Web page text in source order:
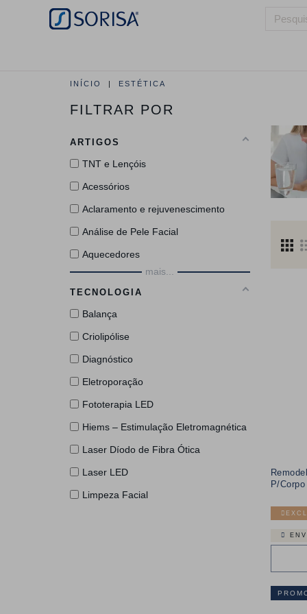
INÍCIO ESTÉTICA
FILTRAR POR
ARTIGOS
TNT e Lençóis
Acessórios
Aclaramento e rejuvenescimento
Análise de Pele Facial
Aquecedores
mais...
TECNOLOGIA
Balança
Criolipólise
Diagnóstico
Eletroporação
Fototerapia LED
Hiems – Estimulação Eletromagnética
Laser Díodo de Fibra Ótica
Laser LED
Limpeza Facial
P/Corpo